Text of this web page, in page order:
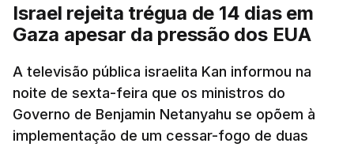
Israel rejeita trégua de 14 dias em
Gaza apesar da pressão dos EUA
A televisão pública israelita Kan informou na
noite de sexta-feira que os ministros do
Governo de Benjamin Netanyahu se opõem à
implementação de um cessar-fogo de duas